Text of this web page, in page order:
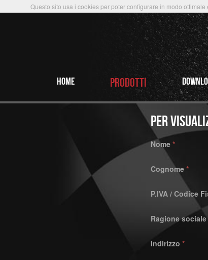
HOME PRODOTTi
Per
Nome *
Cognome *
P.IVA / Codice
Ragione sociale
Indirizzo *
Questo sito usa i cookies per poter configurare in modo